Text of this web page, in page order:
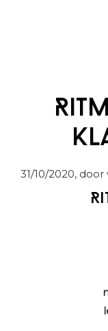
31/10/2020, door